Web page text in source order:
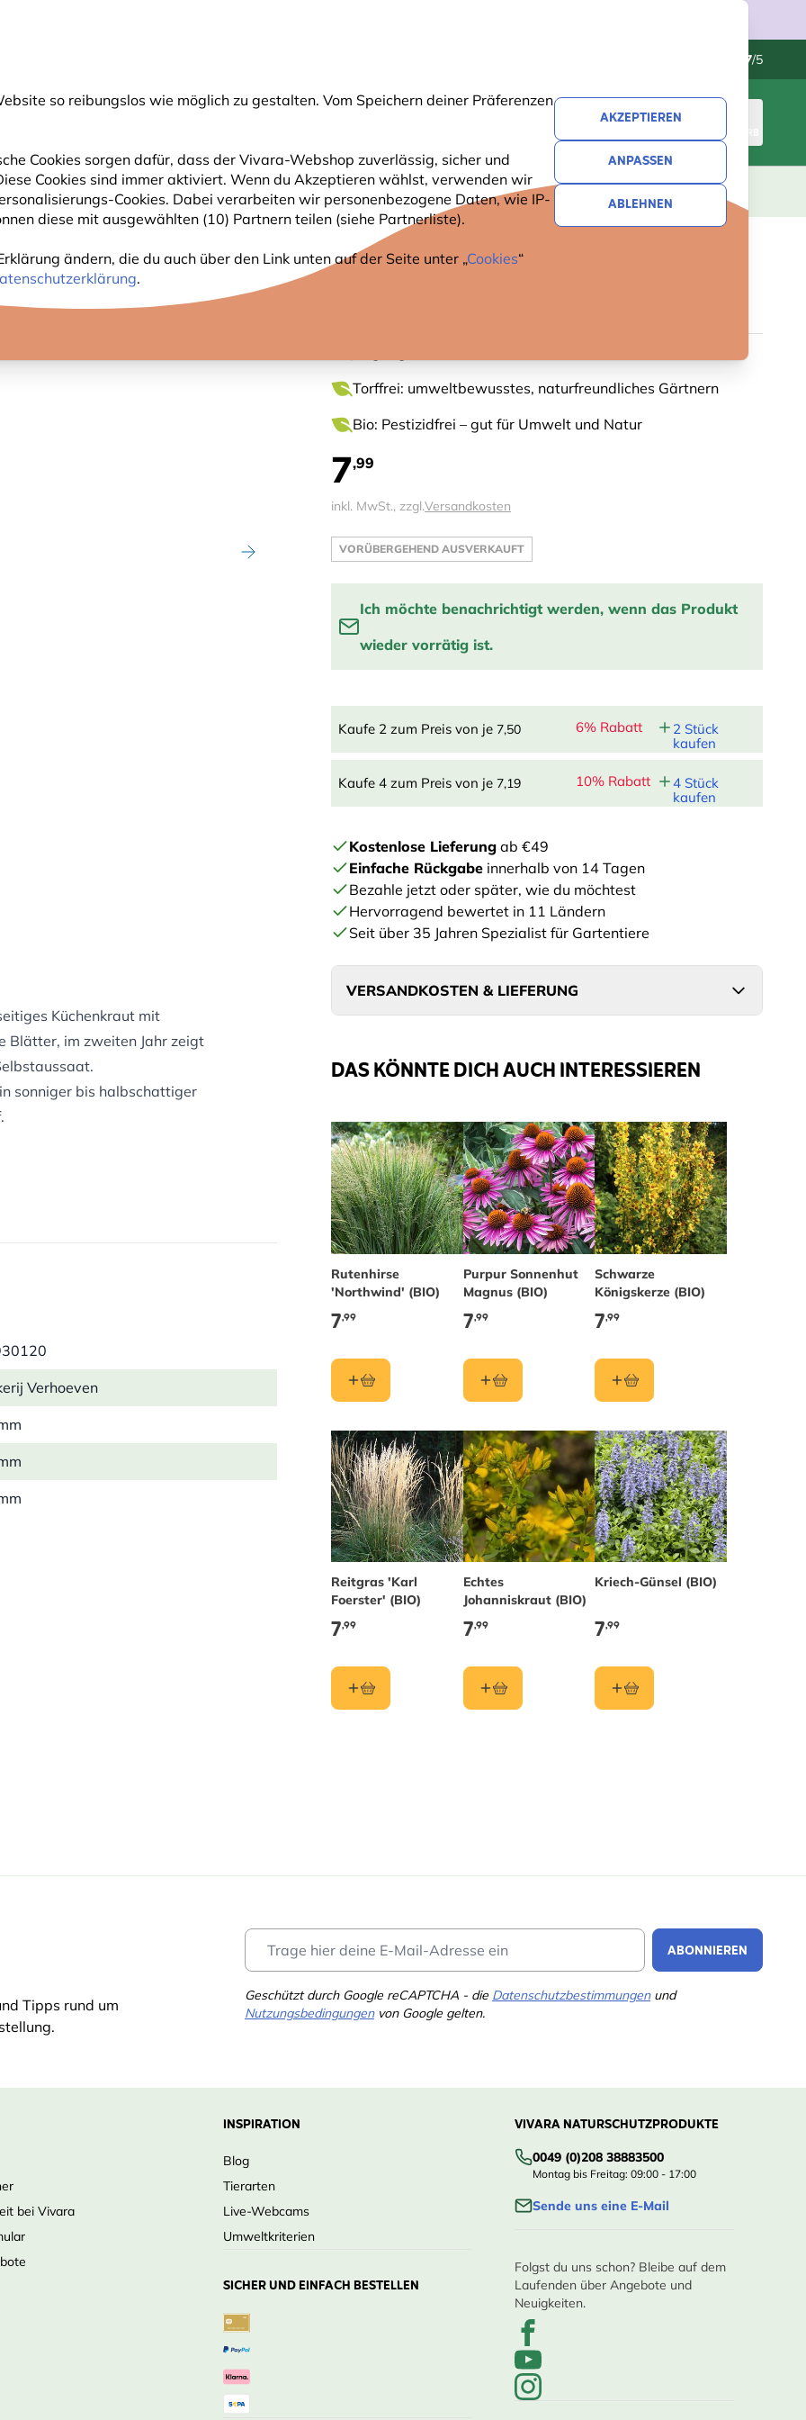
so reibungslos wie möglich zu gestalten. Vom Speichern deiner Präferenzen
Cookies sorgen dafür, dass der Vivara-Webshop zuverlässig, sicher und
Cookies sind immer aktiviert. Wenn du Akzeptieren wählst, verwenden wir
Cookies. Dabei verarbeiten wir personenbezogene Daten, wie IP-
diese mit ausgewählten (10) Partnern teilen (siehe Partnerliste).
ändern, die du auch über den Link unten auf der Seite unter „Cookies“
.
AKZEPTIEREN
ANPASSEN
ABLEHNEN
4.7/5
WARENKORB
GARTENTIERE PFLANZEN NATURBEOBACHTUNG GESCHENKE NEUHEITEN ANGEBOTE
Torffrei: umweltbewusstes, naturfreundliches Gärtnern
Bio: Pestizidfrei – gut für Umwelt und Natur
7,99
inkl. MwSt., zzgl.Versandkosten
VORÜBERGEHEND AUSVERKAUFT
Ich möchte benachrichtigt werden, wenn das Produkt
wieder vorrätig ist.
EINTRAGEN
Kaufe 2 zum Preis von je 7,50 6% Rabatt
2 Stück
kaufen
Kaufe 4 zum Preis von je 7,19 10% Rabatt
4 Stück
kaufen
Kostenlose Lieferung ab €49
Einfache Rückgabe innerhalb von 14 Tagen
Bezahle jetzt oder später, wie du möchtest
Hervorragend bewertet in 11 Ländern
Seit über 35 Jahren Spezialist für Gartentiere
VERSANDKOSTEN & LIEFERUNG
DAS KÖNNTE DICH AUCH INTERESSIEREN
Rutenhirse
'Northwind' (BIO)
7,99
Purpur Sonnenhut
Magnus (BIO)
7,99
Schwarze
Königskerze (BIO)
7,99
Reitgras 'Karl
Foerster' (BIO)
7,99
Echtes
Johanniskraut (BIO)
7,99
Kriech-Günsel (BIO)
7,99
Küchenkraut mit
Blätter, im zweiten Jahr zeigt
sonniger bis halbschattiger
ökologisch unbedenklich.
Verhoeven
Tipps rund um
ABONNIEREN
Geschützt durch Google reCAPTCHA - die Datenschutzbestimmungenund
Nutzungsbedingungenvon Google gelten.
bei Vivara
INSPIRATION
Blog
Tierarten
Live-Webcams
Umweltkriterien
SICHER UND EINFACH BESTELLEN
VIVARA NATURSCHUTZPRODUKTE
0049 (0)208 38883500
Montag bis Freitag: 09:00 - 17:00
Sende uns eine E-Mail
Folgst du uns schon? Bleibe auf dem
Laufenden über Angebote und
Neuigkeiten.